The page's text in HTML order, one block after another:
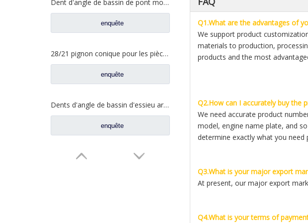
Dent d'angle de bassin de pont moyen pour pièces de rechange AZ9981320154 de camion de Sinotruk Howo AC16
enquête
28/21 pignon conique pour les pièces de rechange A3463502939 du nord de camion de Benz Beiben
enquête
Dents d'angle de bassin d'essieu arrière pour pièces de rechange AZ9981320157 de camion de Sinotruk Howo AC16
enquête
Q1.What are the advantages of
We support product
materials to production,
products and the most
Q2.How can I accurately buy the
We need accurate product
model, engine name plate, and
determine exactly what you need
Q3.What is your major export
At present, our major export
Q4.What is your terms of